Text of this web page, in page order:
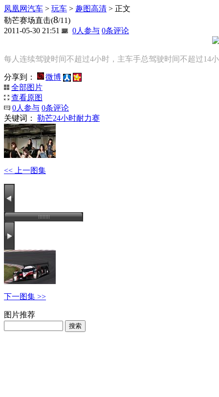
凤凰网汽车 > 玩车 > 趣图高清 > 正文
勒芒赛场直击(8/11)
2011-05-30 21:51
0人参与 0条评论
每人连续驾驶时间不超过4小时，主车手总驾驶时间不超过14
分享到：
微博
全部图片
查看原图
0人参与 0条评论
关键词： 勒芒24小时耐力赛
<< 上一图集
下一图集 >>
图片推荐